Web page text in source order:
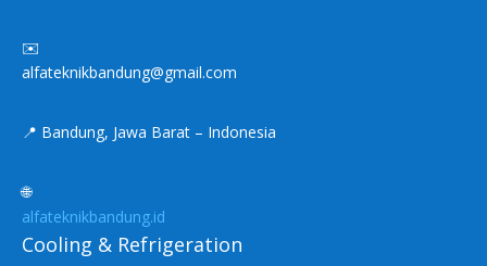
✉️
alfateknikbandung@gmail.com
📍 Bandung, Jawa Barat – Indonesia
🌐
alfateknikbandung.id
Cooling & Refrigeration